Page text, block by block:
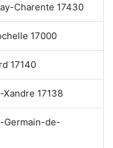
Charente 17430
17000
17140
17138
Germain-de-